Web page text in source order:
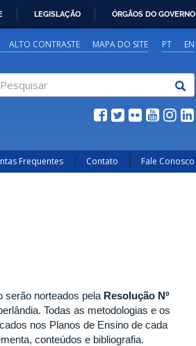
LEGISLAÇÃO ÓRGÃOS DO GOVERNO
PT EN
ALTO CONTRASTE MAPA DO SITE
Frequentes Contato Fale Conosco
serão norteados pela Resolução Nº
Todas as metodologias e os
nos Planos de Ensino de cada
conteúdos e bibliografia.